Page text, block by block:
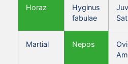
Horaz
Hyginus
fabulae
Martial Nepos